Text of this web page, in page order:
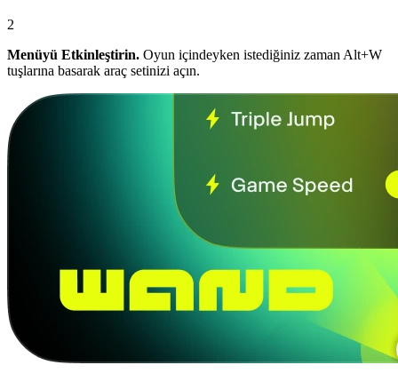
2
Menüyü Etkinleştirin. Oyun içindeyken istediğiniz zaman Alt+W
tuşlarına basarak araç setinizi açın.